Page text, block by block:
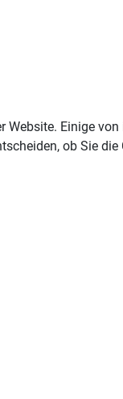
Website. Einige
ob Sie